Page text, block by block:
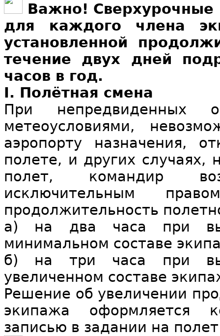
Важно!
для каждого члена
установленной
течение двух дней
часов в год.
I. Полётная смена
При непредвиденных
метеоусловиями,
аэропорту назначения,
полете, и других случаях,
полет, командир
исключительным
продолжительность
а) на два часа при
минимальном составе
б) на три часа при
увеличенном составе
Решение об увеличении
экипажа оформляется
записью в задании на